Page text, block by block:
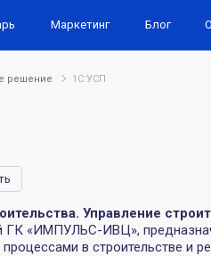
Маркетинг Блог
решение 1С:УСП
Управление
ГК «ИМПУЛЬС-ИВЦ»,
в строительстве и